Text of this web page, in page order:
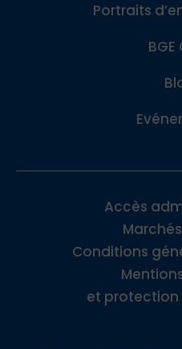
Portraits
BGE
Accès
Conditions
et protection